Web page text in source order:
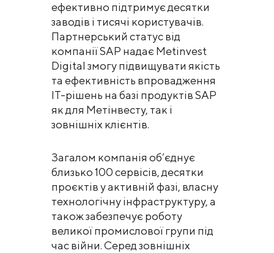
ефективно підтримує десятки
заводів і тисячі користувачів.
Партнерський статус від
компанії SAP надає Metinvest
Digital змогу підвищувати якість
та ефективність впровадження
ІТ-рішень на базі продуктів SAP
як для Метінвесту, так і
зовнішніх клієнтів.
Загалом компанія об’єднує
близько 100 сервісів, десятки
проєктів у активній фазі, власну
технологічну інфраструктуру, а
також забезпечує роботу
великої промислової групи під
час війни. Серед зовнішніх